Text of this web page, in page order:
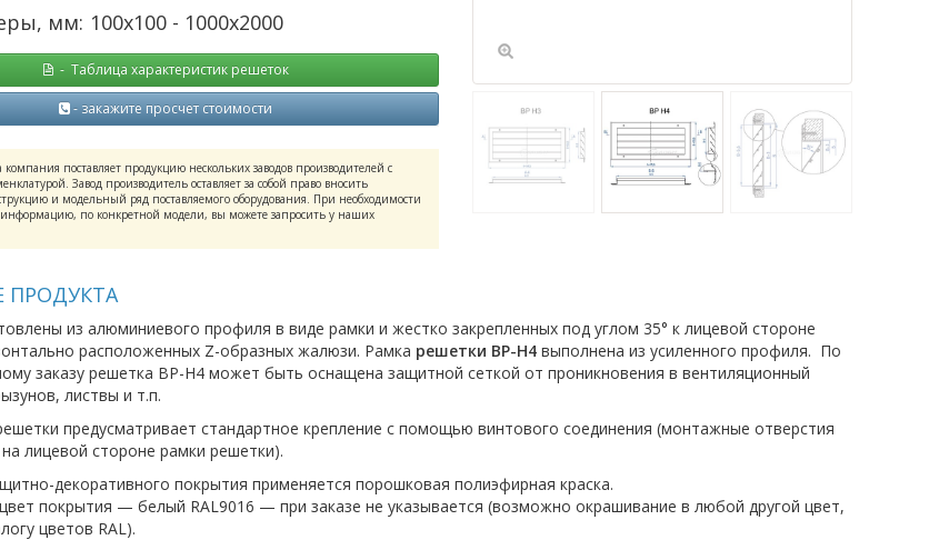
мм: 100х100 - 1000х2000
- Таблица характеристик решеток
- закажите просчет стоимости
поставляет продукцию нескольких заводов производителей с
Завод производитель оставляет за собой право вносить
и модельный ряд поставляемого оборудования. При необходимости
по конкретной модели, вы можете запросить у наших
ПРОДУКТА
из алюминиевого профиля в виде рамки и жестко закрепленных под углом 35° к лицевой стороне
расположенных Z-образных жалюзи. Рамка решетки ВР-Н4 выполнена из усиленного профиля. По
заказу решетка ВР-Н4 может быть оснащена защитной сеткой от проникновения в вентиляционный
листвы и т.п.
предусматривает стандартное крепление с помощью винтового соединения (монтажные отверстия
лицевой стороне рамки решетки).
декоративного покрытия применяется порошковая полиэфирная краска.
покрытия — белый RAL9016 — при заказе не указывается (возможно окрашивание в любой другой цвет,
цветов RAL).